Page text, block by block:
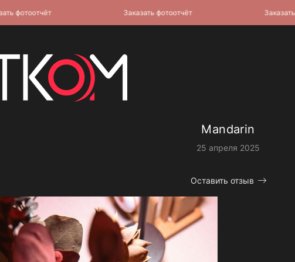
Mandarin
25 апреля 2025
Оставить отзыв
Заказать фотоотчёт Заказать